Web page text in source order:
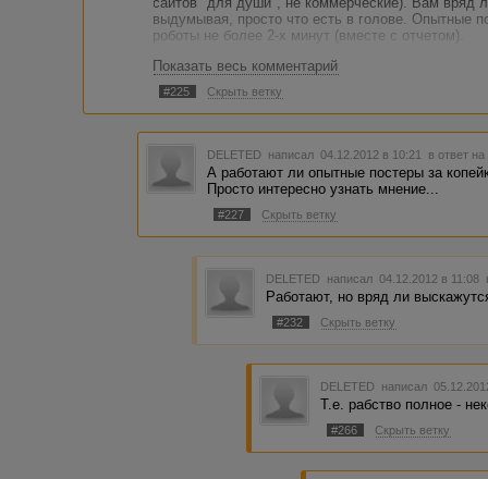
выдумывая, просто что есть в голове. Опытные
роботы не более 2-х минут (вместе с отчетом).
Показать весь комментарий
#225 Скрыть ветку
DELETED написал 04.12.2012 в 10:21 в ответ
А работают ли опытные постеры за
Просто интересно узнать мнение...
#227 Скрыть ветку
DELETED написал 04.12.2012 в 11:08
Работают, но вряд ли
#232 Скрыть ветку
DELETED написал
Т.е. рабство полное -
#266 Скрыть ветку